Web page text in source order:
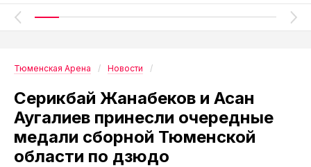
Тюменская Арена Новости
Серикбай Жанабеков и Асан
Аугалиев принесли очередные
медали сборной Тюменской
области по дзюдо